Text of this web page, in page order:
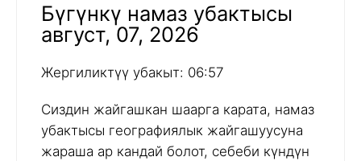
Бүгүнкү намаз убактысы
август, 07, 2026
Жергиликтүү убакыт: 06:57
Сиздин жайгашкан шаарга карата, намаз
убактысы географиялык жайгашуусуна
жараша ар кандай болот, себеби күндүн